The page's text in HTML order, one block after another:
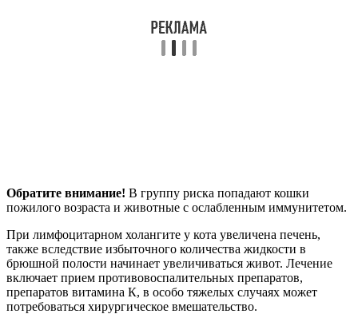
Обратите внимание! В группу риска попадают кошки
пожилого возраста и животные с ослабленным иммунитетом.
При лимфоцитарном холангите у кота увеличена печень,
также вследствие избыточного количества жидкости в
брюшной полости начинает увеличиваться живот. Лечение
включает прием противовоспалительных препаратов,
препаратов витамина К, в особо тяжелых случаях может
потребоваться хирургическое вмешательство.